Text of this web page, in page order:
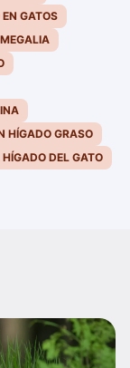
GATOS
HÍGADO GRASO
DEL GATO